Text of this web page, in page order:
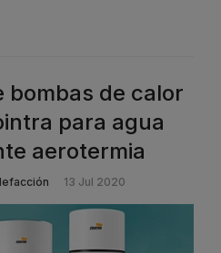
bombas de calor
para agua
aerotermia
13 Jul 2020